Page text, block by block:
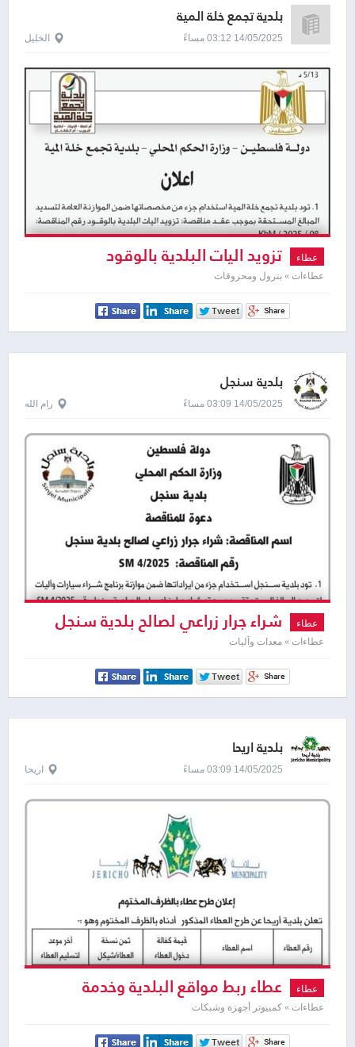
بلدية تجمع خلة المية
14/05/2025 03:12 مساءً الخليل
عطاء تزويد اليات البلدية بالوقود
عطاءات » بترول ومحروقات
بلدية سنجل
14/05/2025 03:09 مساءً رام الله
عطاء شراء جرار زراعي لصالح بلدية سنجل
عطاءات » معدات وآليات
بلدية اريحا
14/05/2025 03:09 مساءً اريحا
عطاء عطاء ربط مواقع البلدية وخدمة
الانترنت
عطاءات » كمبيوتر أجهزة وشبكات